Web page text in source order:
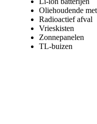
Oliehoudende
Radioactief afval
Vrieskisten
Zonnepanelen
TL-buizen